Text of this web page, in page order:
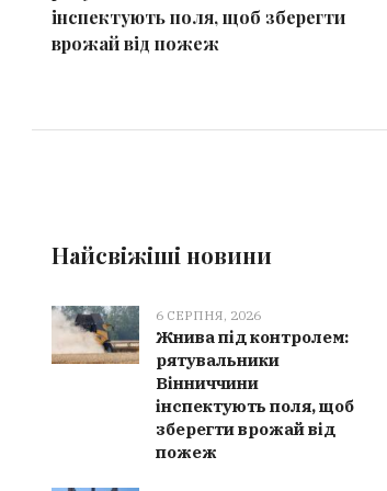
інспектують поля, щоб зберегти
врожай від пожеж
Найсвіжіші новини
6 СЕРПНЯ, 2026
Жнива під контролем:
рятувальники
Вінниччини
інспектують поля, щоб
зберегти врожай від
пожеж